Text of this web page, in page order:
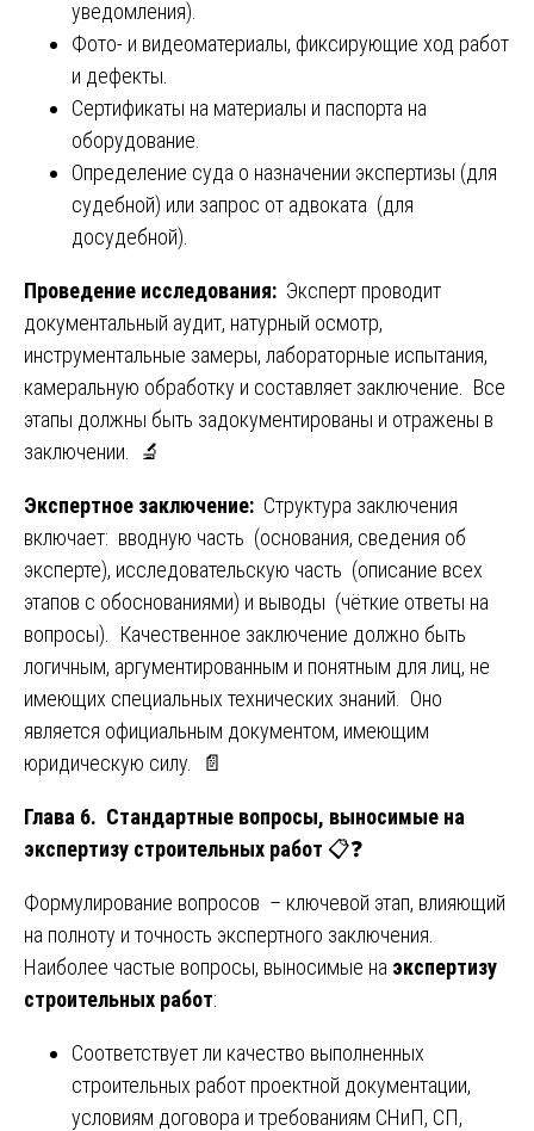
уведомления).
Фото- и видеоматериалы, фиксирующие ход работ
и дефекты.
Сертификаты на материалы и паспорта на
оборудование.
Определение суда о назначении экспертизы (для
судебной) или запрос от адвоката (для
досудебной).
Проведение исследования: Эксперт проводит
документальный аудит, натурный осмотр,
инструментальные замеры, лабораторные испытания,
камеральную обработку и составляет заключение. Все
этапы должны быть задокументированы и отражены в
заключении. 🔬
Экспертное заключение: Структура заключения
включает: вводную часть (основания, сведения об
эксперте), исследовательскую часть (описание всех
этапов с обоснованиями) и выводы (чёткие ответы на
вопросы). Качественное заключение должно быть
логичным, аргументированным и понятным для лиц, не
имеющих специальных технических знаний. Оно
является официальным документом, имеющим
юридическую силу. 📄
Глава 6. Стандартные вопросы, выносимые на
экспертизу строительных работ 📋❓
Формулирование вопросов – ключевой этап, влияющий
на полноту и точность экспертного заключения.
Наиболее частые вопросы, выносимые на экспертизу
строительных работ:
Соответствует ли качество выполненных
строительных работ проектной документации,
условиям договора и требованиям СНиП, СП,